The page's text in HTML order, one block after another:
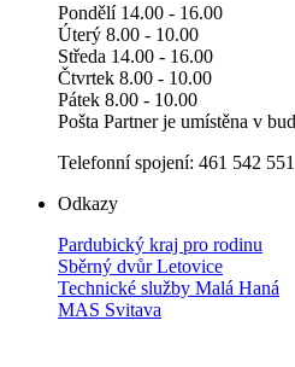
Pondělí 14.00 - 16.00
Úterý 8.00 - 10.00
Středa 14.00 - 16.00
Čtvrtek 8.00 - 10.00
Pátek 8.00 - 10.00
Pošta Partner je umístěna v
Telefonní spojení: 461 542 551
Odkazy
Pardubický kraj pro rodinu
Sběrný dvůr Letovice
Technické služby Malá Haná
MAS Svitava